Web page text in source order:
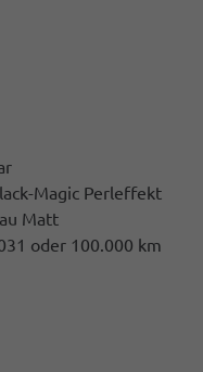
Magic Perleffekt
Matt
oder 100.000 km